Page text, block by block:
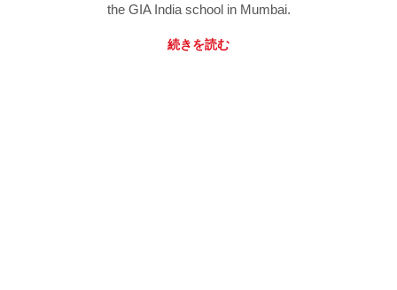
the GIA India school in Mumbai.
続きを読む